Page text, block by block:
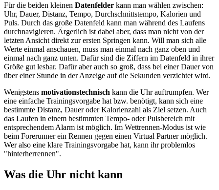
Für die beiden kleinen Datenfelder kann man wählen zwischen:
Uhr, Dauer, Distanz, Tempo, Durchschnittstempo, Kalorien und
Puls. Durch das große Datenfeld kann man während des Laufens
durchnavigieren. Ärgerlich ist dabei aber, dass man nicht von der
letzten Ansicht direkt zur ersten Springen kann. Will man sich alle
Werte einmal anschauen, muss man einmal nach ganz oben und
einmal nach ganz unten. Dafür sind die Ziffern im Datenfeld in ihrer
Größe gut lesbar. Dafür aber auch so groß, dass bei einer Dauer von
über einer Stunde in der Anzeige auf die Sekunden verzichtet wird.
Wenigstens motivationstechnisch kann die Uhr auftrumpfen. Wer
eine einfache Trainingsvorgabe hat bzw. benötigt, kann sich eine
bestimmte Distanz, Dauer oder Kalorienzahl als Ziel setzen. Auch
das Laufen in einem bestimmten Tempo- oder Pulsbereich mit
entsprechendem Alarm ist möglich. Im Wettrennen-Modus ist wie
beim Forerunner ein Rennen gegen einen Virtual Partner möglich.
Wer also eine klare Trainingsvorgabe hat, kann ihr problemlos
"hinterherrennen".
Was die Uhr nicht kann